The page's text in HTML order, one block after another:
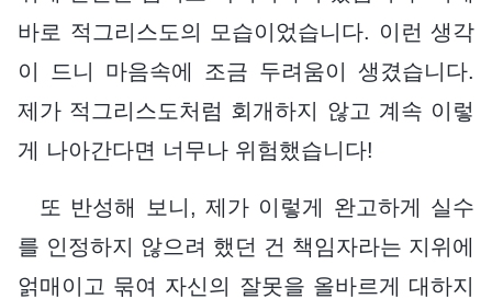
바로 적그리스도의 모습이었습니다. 이런 생각
이 드니 마음속에 조금 두려움이 생겼습니다.
제가 적그리스도처럼 회개하지 않고 계속 이렇
게 나아간다면 너무나 위험했습니다!
또 반성해 보니, 제가 이렇게 완고하게 실수
를 인정하지 않으려 했던 건 책임자라는 지위에
얽매이고 묶여 자신의 잘못을 올바르게 대하지